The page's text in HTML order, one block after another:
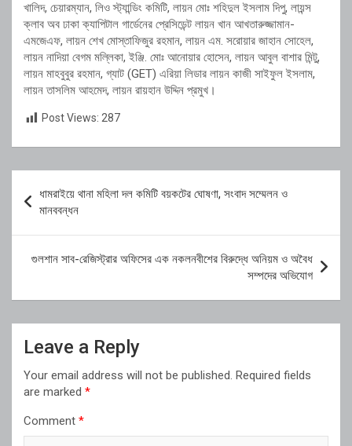
খালিদ, চেয়ারম্যান, লিও স্ট্যান্ডিং কমিটি, লায়ন মোঃ শহিদুল ইসলাম দিপু, লায়ন্স
ক্লাব অব ঢাকা ক্যাপিটাল গার্ডেনের প্রেসিডেন্ট লায়ন খান আখতারুজ্জামান-
এমজেএফ, লায়ন শেখ মোস্তাফিজুর রহমান, লায়ন এম. সরোয়ার জাহান সোহেল,
লায়ন নাদিয়া বেগম মল্লিকা, ইঞ্জি. মোঃ আনোয়ার হোসেন, লায়ন আবুল বাশার মিন্টু,
লায়ন মাহবুবুর রহমান, গ্যাট (GET) এরিয়া লিডার লায়ন কাজী সাইফুল ইসলাম,
লায়ন তাসলিম আহমেদ, লায়ন রায়হান উদ্দিন প্রমুখ।
Post Views: 287
navigation
ধামরাইয়ে থানা মহিলা দল কমিটি বয়কটের ঘোষণা, সংবাদ সম্মেলন ও
মানববন্ধন
গুলশান সাব-রেজিস্ট্রার অফিসের এক নকলনবীশের বিরুদ্ধে অনিয়ম ও অবৈধ
সম্পদের অভিযোগ
Leave a Reply
Your email address will not be published. Required fields
are marked *
Comment *